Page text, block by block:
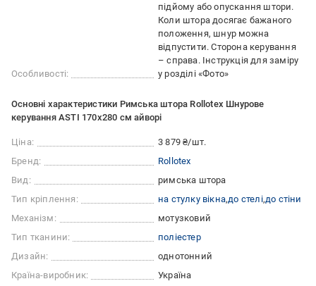
Особливості:
підйому або опускання штори.
Коли штора досягає бажаного
положення, шнур можна
відпустити. Сторона керування
– справа. Інструкція для заміру
у розділі «Фото»
Основні характеристики Римська штора Rollotex Шнурове
керування ASTI 170x280 см айворі
Ціна:
3 879 ₴/шт.
Бренд:
Rollotex
Вид:
римська штора
Тип кріплення:
на стулку вікна до стелі до стіни
Механізм:
мотузковий
Тип тканини:
поліестер
Дизайн:
однотонний
Країна-виробник:
Україна